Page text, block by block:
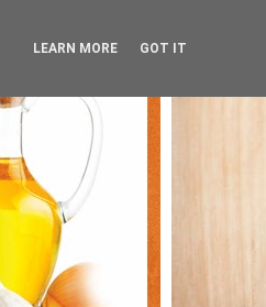
LEARN MORE GOT IT